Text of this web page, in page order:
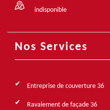
indisponible
Nos Services
Entreprise de couverture 36
Ravalement de façade 36